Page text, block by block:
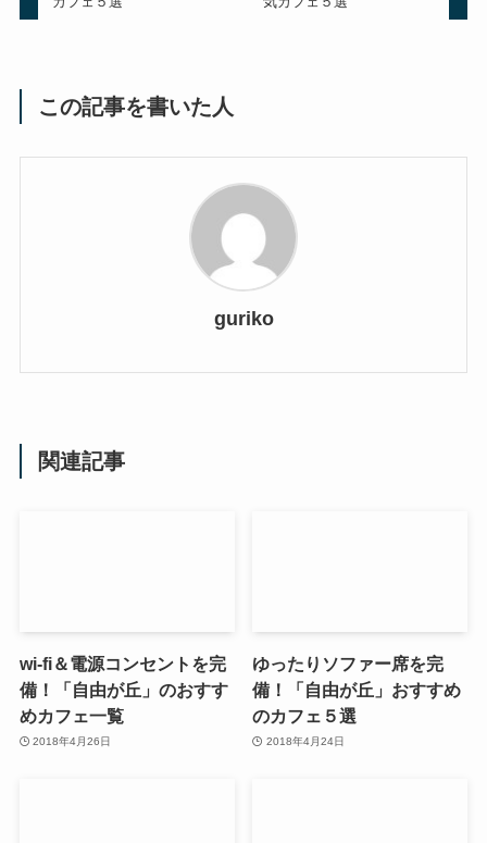
この記事を書いた人
guriko
関連記事
wi-fi＆電源コンセントを完
備！「自由が丘」のおすす
めカフェ一覧
2018年4月26日
ゆったりソファー席を完
備！「自由が丘」おすすめ
のカフェ５選
2018年4月24日